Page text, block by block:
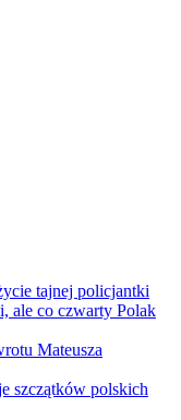
tajnej policjantki
ale co czwarty Polak
Mateusza
szczątków polskich